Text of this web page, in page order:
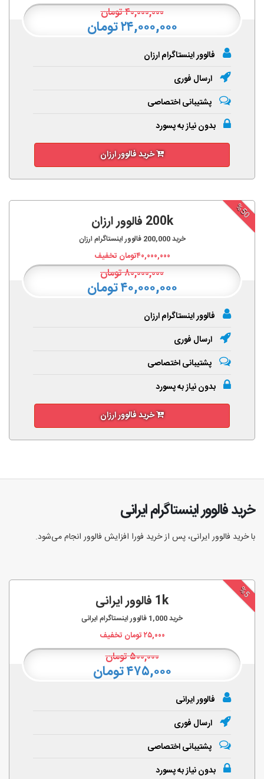
۴۰,۰۰۰,۰۰۰تومان
۲۴,۰۰۰,۰۰۰ تومان
فالوور اینستاگرام ارزان
ارسال فوری
پشتیبانی اختصاصی
بدون نیاز به پسورد
خرید فالوور ارزان
%50
200k فالوور ارزان
خرید200,000 فالوور اینستاگرام ارزان
۴۰,۰۰۰,۰۰۰تومان تخفیف
۸۰,۰۰۰,۰۰۰تومان
۴۰,۰۰۰,۰۰۰ تومان
فالوور اینستاگرام ارزان
ارسال فوری
پشتیبانی اختصاصی
بدون نیاز به پسورد
خرید فالوور ارزان
خرید فالوور اینستاگرام ایرانی
با خرید فالوور ایرانی، پس از خرید فورا افزایش فالوور انجام‌ می‌شود.
%5 1k فالوور ایرانی
خرید1,000 فالوور اینستاگرام ایرانی
۲۵,۰۰۰تومان تخفیف
۵۰۰,۰۰۰تومان
۴۷۵,۰۰۰ تومان
فالوور ایرانی
ارسال فوری
پشتیبانی اختصاصی
بدون نیاز به پسورد